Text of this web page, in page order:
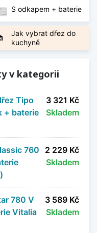
údržbu. V
řešení vhodné
které si
po dlouhou
jsou ideální
kompromisů.
pohodlnému
designu pracovní
při vaření i
S odkapem + baterie
Jak vybrat dřez do
kuchyně
v kategorii
Tipo
+ baterie
3 321 Kč
Skladem
760
2 229 Kč
Skladem
780 V
Vitalia
3 589 Kč
Skladem